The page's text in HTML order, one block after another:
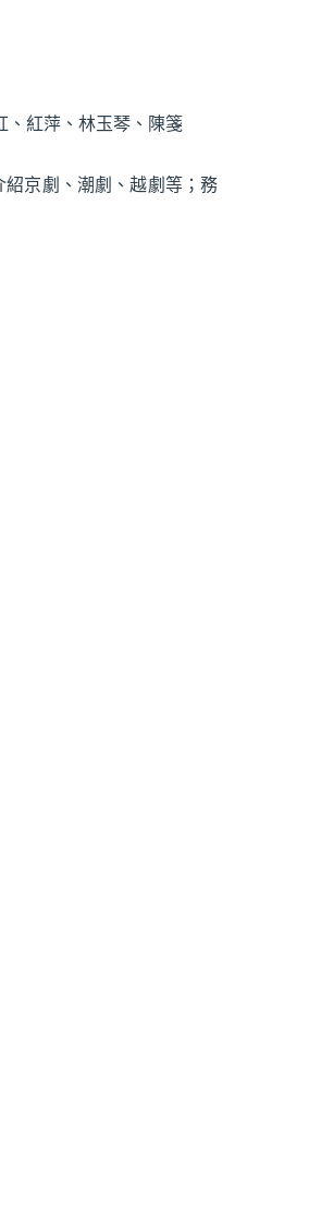
、紅萍、林玉琴、陳箋
京劇、潮劇、越劇等；務